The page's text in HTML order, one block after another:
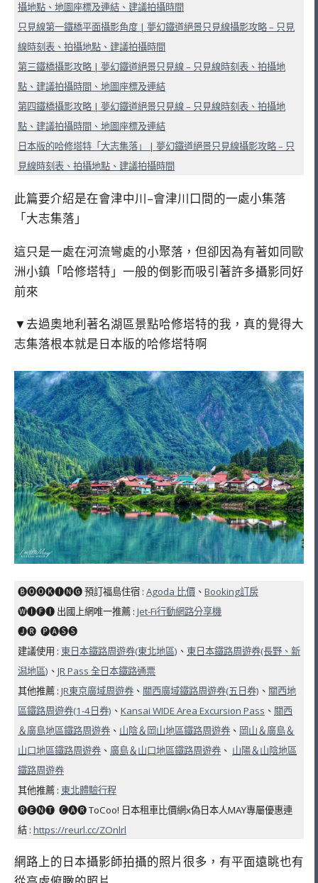
攝地點、地圖座標及連結、建議拍攝時間
只見線第一鐵橋平面攝影角度 | 夢幻鐵道絕景只見線攝影攻略– 只見
線時刻表、拍攝地點、建議拍攝時間
第三鐵橋攝影攻略 | 夢幻鐵道絕景只見線– 只見線時刻表、拍攝地
點、建議拍攝時間、地圖座標及連結
第四鐵橋攝影攻略 | 夢幻鐵道絕景只見線– 只見線時刻表、拍攝地
點、建議拍攝時間、地圖座標及連結
日本版的哈修塔特「大志集落」 | 夢幻鐵道絕景只見線攝影攻略– 只
見線時刻表、拍攝地點、建議拍攝時間
此篇要介紹是在會津中川–會津川口間的一處小集落
「大志集落」
這只是一處在河流彎處的小聚落，但卻因為有著如同歐
洲小鎮「哈修塔特」一般的倒影而吸引著許多攝影同好
前來
▼去過奧地利著名湖區景點哈修塔特的我，真的覺得大
志集落根本就是日本版的哈修塔特啊
🅑🅞🅞🅚🅘🅝🅖 預訂福島住宿 : Agoda 比價 、 Booking訂房
🅦🅘🅕🅘 出國上網唯一推薦 : Jet-Fi行動網路分享機
🅙🅡 ​ 🅟🅐🅢🅢
建議使用 : 東日本鐵路周遊券(東北地區) 、 東日本鐵路周遊券(長野、新
潟地區) 、 JR Pass 全日本鐵路通票
其他推薦 : JR東京廣域周遊券 、 關西廣域鐵路周遊券(五日券) 、 關西地
區鐵路周遊券(1-4日券) 、 Kansai WIDE Area Excursion Pass 、 關西
＆廣島地區鐵路周遊券 、 山陰＆岡山地區鐵路周遊券 、 岡山＆廣島＆
山口地區鐵路周遊券 、 廣島＆山口地區鐵路周遊券 、 山陽＆山陰地區
鐵路周遊券
其他推薦 : 東北體驗行程
🅡🅔🅝🅣 ​ 🅒🅐🅡 ToCoo! 日本租車比價網x偽日本人MAY專屬優惠連
結 : https://reurl.cc/ZOnlrl
網路上的日本攝影師拍攝的照片很多，有平面遠眺也有